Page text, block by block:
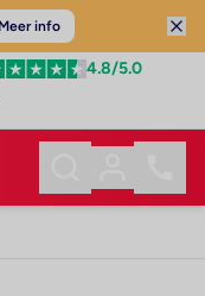
Meer info
4.8/5.0